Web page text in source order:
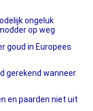
ongeluk
op weg
goud in Europees
gerekend wanneer
en paarden niet uit